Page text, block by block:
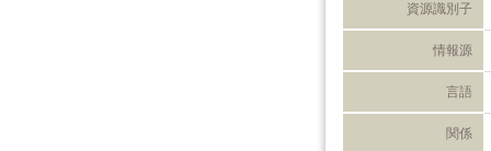
資源識別子
情報源
言語
関係